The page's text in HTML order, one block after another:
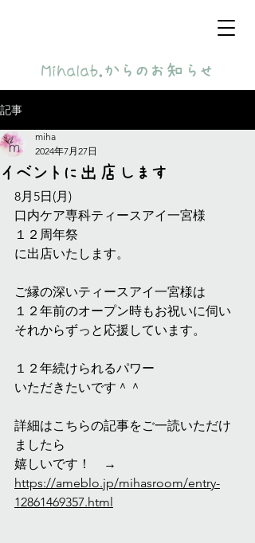
​Mihalab.からのお知らせ
記事
イベントに出店します
miha
2024年7月27日
8月5日(月)
口内ケア専科ティースアイ一宮様
１２周年祭
に出店いたします。
ご縁の深いティースアイ一宮様は
１２年前のオープン時もお祝いに伺い
それからずっと応援しています。
１２年続けられるパワー
いただきたいです＾＾
詳細はこちらの記事をご一読いただけ
ましたら
嬉しいです！　→
https://ameblo.jp/mihasroom/entry-
12861469357.html